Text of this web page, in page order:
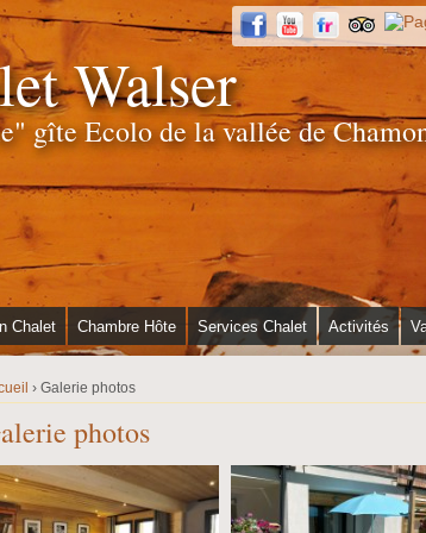
Jump to navigation
Walser
gîte Ecolo de la vallée de
Chalet Chambre Hôte Services Chalet Activités
›Galerie photos
photos